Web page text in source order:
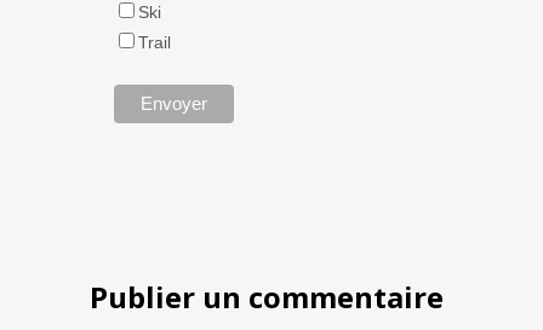
Ski
Trail
Publier un commentaire